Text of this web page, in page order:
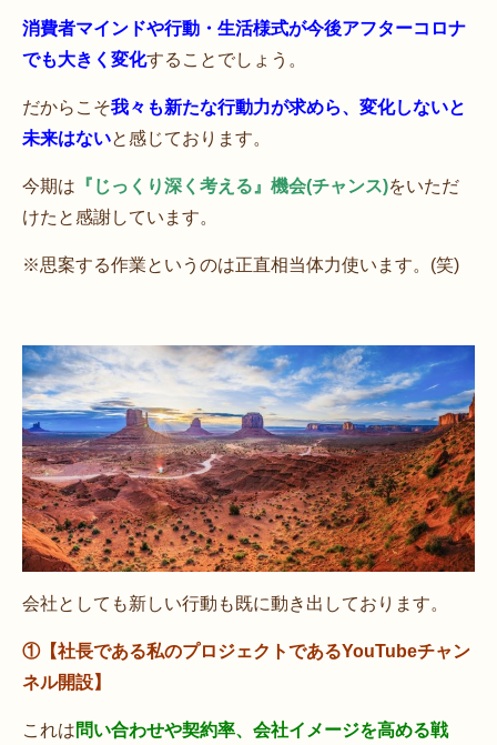
消費者マインドや行動・生活様式が今後アフターコロナ
でも大きく変化することでしょう。
だからこそ我々も新たな行動力が求めら、変化しないと
未来はないと感じております。
今期は 『じっくり深く考える』機会(チャンス)をいただ
けたと感謝しています。
※思案する作業というのは正直相当体力使います。(笑)
会社としても新しい行動も既に動き出しております。
①【社長である私のプロジェクトであるYouTubeチャン
ネル開設】
これは問い合わせや契約率、会社イメージを高める戦